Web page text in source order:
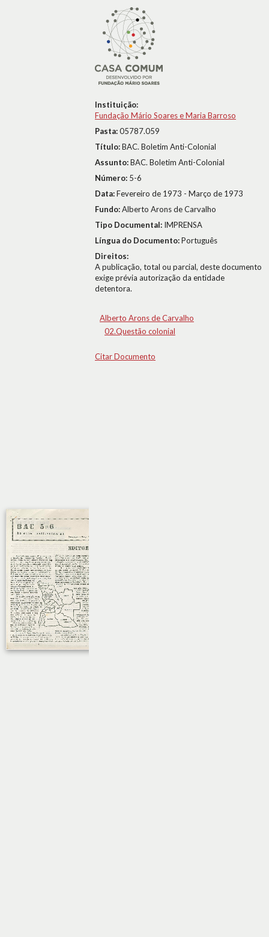
Instituição:
Fundação Mário Soares e Maria Barroso
Pasta:05787.059
Título:BAC. Boletim Anti-Colonial
Assunto:BAC. Boletim Anti-Colonial
Número: 5-6
Data:Fevereiro de 1973 - Março de 1973
Fundo:Alberto Arons de Carvalho
Tipo Documental: IMPRENSA
Língua do Documento:Português
Direitos:
A publicação, total ou parcial, deste documento
exige prévia autorização da entidade
detentora.
Alberto Arons de Carvalho
02.Questão colonial
Citar Documento